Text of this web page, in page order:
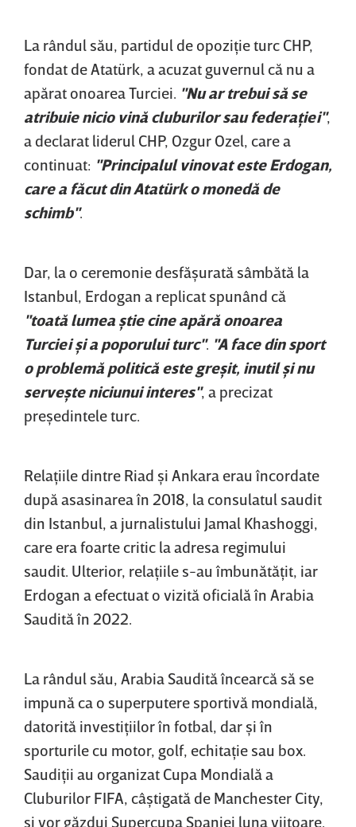
La rândul său, partidul de opoziţie turc CHP,
fondat de Atatürk, a acuzat guvernul că nu a
apărat onoarea Turciei. "Nu ar trebui să se
atribuie nicio vină cluburilor sau federaţiei",
a declarat liderul CHP, Ozgur Ozel, care a
continuat: "Principalul vinovat este Erdogan,
care a făcut din Atatürk o monedă de
schimb".
Dar, la o ceremonie desfăşurată sâmbătă la
Istanbul, Erdogan a replicat spunând că
"toată lumea ştie cine apără onoarea
Turciei şi a poporului turc". "A face din sport
o problemă politică este greşit, inutil şi nu
serveşte niciunui interes", a precizat
preşedintele turc.
Relaţiile dintre Riad şi Ankara erau încordate
după asasinarea în 2018, la consulatul saudit
din Istanbul, a jurnalistului Jamal Khashoggi,
care era foarte critic la adresa regimului
saudit. Ulterior, relaţiile s-au îmbunătăţit, iar
Erdogan a efectuat o vizită oficială în Arabia
Saudită în 2022.
La rândul său, Arabia Saudită încearcă să se
impună ca o superputere sportivă mondială,
datorită investiţiilor în fotbal, dar şi în
sporturile cu motor, golf, echitaţie sau box.
Saudiţii au organizat Cupa Mondială a
Cluburilor FIFA, câştigată de Manchester City,
şi vor găzdui Supercupa Spaniei luna viitoare.